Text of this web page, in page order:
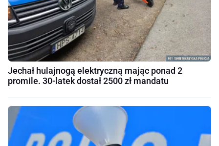
Jechał hulajnogą elektryczną mając ponad 2
promile. 30-latek dostał 2500 zł mandatu